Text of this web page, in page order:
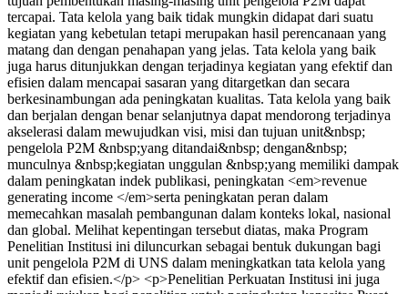
tercapai. Tata kelola yang baik tidak mungkin didapat dari suatu
kegiatan yang kebetulan tetapi merupakan hasil perencanaan yang
matang dan dengan penahapan yang jelas. Tata kelola yang baik
juga harus ditunjukkan dengan terjadinya kegiatan yang efektif dan
efisien dalam mencapai sasaran yang ditargetkan dan secara
berkesinambungan ada peningkatan kualitas. Tata kelola yang baik
dan berjalan dengan benar selanjutnya dapat mendorong terjadinya
akselerasi dalam mewujudkan visi, misi dan tujuan unit&nbsp;
pengelola P2M &nbsp;yang ditandai&nbsp; dengan&nbsp;
munculnya &nbsp;kegiatan unggulan &nbsp;yang memiliki dampak
dalam peningkatan indek publikasi, peningkatan <em>revenue
generating income </em>serta peningkatan peran dalam
memecahkan masalah pembangunan dalam konteks lokal, nasional
dan global. Melihat kepentingan tersebut diatas, maka Program
Penelitian Institusi ini diluncurkan sebagai bentuk dukungan bagi
unit pengelola P2M di UNS dalam meningkatkan tata kelola yang
efektif dan efisien.</p> <p>Penelitian Perkuatan Institusi ini juga